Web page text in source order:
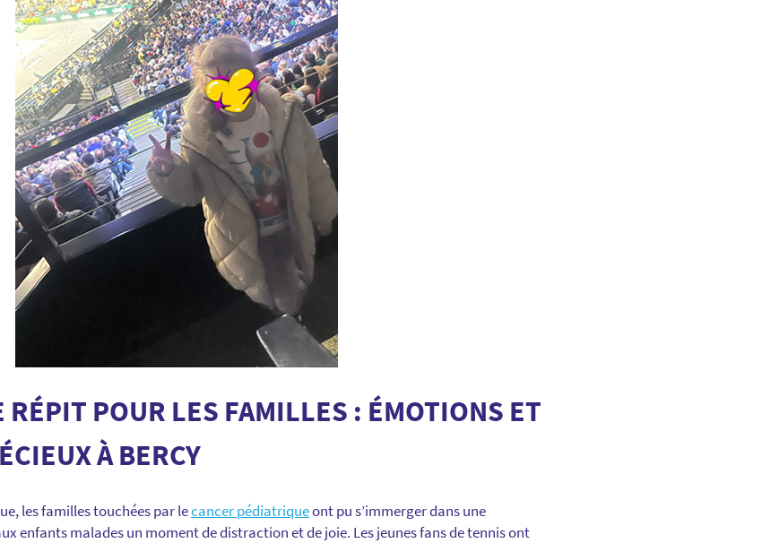
RÉPIT POUR LES FAMILLES : ÉMOTIONS ET
À BERCY
les familles touchées par lecancer pédiatriqueont pu s’immerger dans une
enfants malades un moment de distraction et de joie. Les jeunes fans de tennis ont